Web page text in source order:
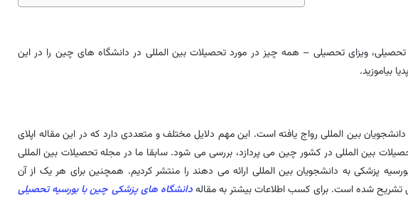
ویزای تحصیلی – همه چیز در مورد تحصیلات بین المللی در دانشگاه های چین را در این
بیاموزید.
بین المللی رواج یافته است. این مهم دلایل مختلف و متعددی دارد که در این مقاله اپلای
بین المللی در کشور چین می پردازد، بررسی می شود. سابقا ما در مجله تحصیلات بین المللی
پزشکی به دانشجویان بین المللی ارائه می دهند را منتشر کردیم. همچنین برای هر یک از آن
شده است. برای کسب اطلاعات بیشتر به مقالهدانشگاه های پزشکی چین با بورسیه تحصیلی